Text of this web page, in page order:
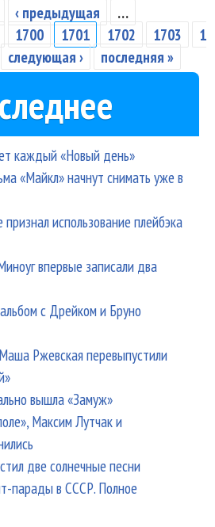
‹ предыдущая
…
1700 1701 1702 1703
1
следующая › последняя »
каждый «Новый день»
«Майкл» начнут снимать уже в
использование плейбэка
впервые записали два
с Дрейком и Бруно
Ржевская перевыпустили
вышла «Замуж»
Максим Лутчак и
две солнечные песни
парады в СССР. Полное